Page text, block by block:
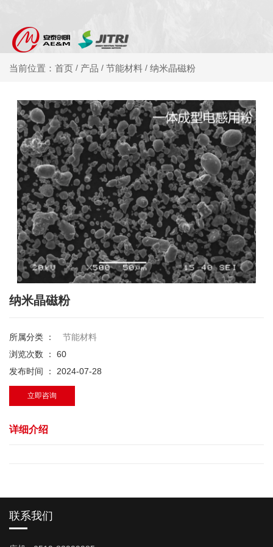
当前位置：首页 / 产品 / 节能材料 / 纳米晶磁粉
纳米晶磁粉
所属分类 ：
节能材料
浏览次数 ： 60
发布时间 ： 2024-07-28
立即咨询
详细介绍
联系我们